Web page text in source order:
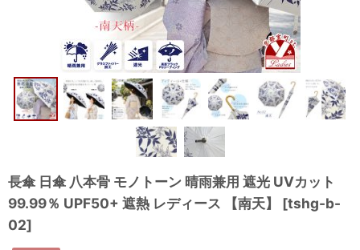
長傘 日傘 八本骨 モノトーン 晴雨兼用 遮光 UVカット
99.99％ UPF50+ 遮熱 レディース 【南天】
[tshg-b-
02]